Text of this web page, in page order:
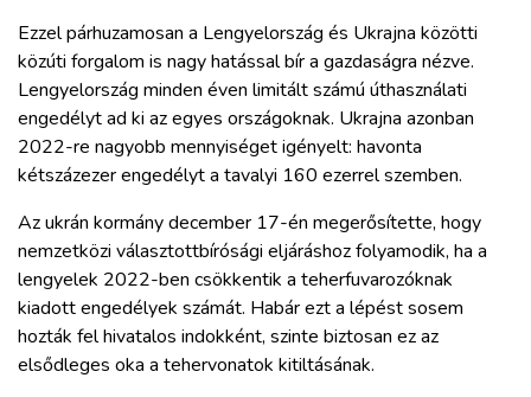
Ezzel párhuzamosan a Lengyelország és Ukrajna közötti
közúti forgalom is nagy hatással bír a gazdaságra nézve.
Lengyelország minden éven limitált számú úthasználati
engedélyt ad ki az egyes országoknak. Ukrajna azonban
2022-re nagyobb mennyiséget igényelt: havonta
kétszázezer engedélyt a tavalyi 160 ezerrel szemben.
Az ukrán kormány december 17-én megerősítette, hogy
nemzetközi választottbírósági eljáráshoz folyamodik, ha a
lengyelek 2022-ben csökkentik a teherfuvarozóknak
kiadott engedélyek számát. Habár ezt a lépést sosem
hozták fel hivatalos indokként, szinte biztosan ez az
elsődleges oka a tehervonatok kitiltásának.